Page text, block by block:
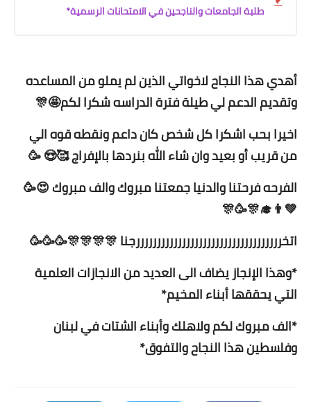
طلبة الجامعات والناجحين في الامتحانات الرسمية*
أهدي هذا النجاح لاخواتي الذين لم يملو من المساعده
وتقديم الدعم لي طيلة فترة الدراسه شكرا لكم🤩🎊
اخيرا بحب اشكرا كل شخص كان داعم ونقطه قوه الي
من قريب أو بعيد وان شاء الله بنردها بالإفراج 🥰😍 🥳
الفرحه فرحتنا والدنيا جمعتنا مبروك والف مبروك 😍🥳
💚👨‍🎓🎊🥳🎊
اتخرررررررررررررررررررررررررررررررررررجنا 🎊🎊🎊🎊🥳🥳🥳
*وهذا الإنجاز يضاف الى العديد من الانجازات العلمية
التي يحققها أبناء المخيم*
*الف مبروك لكم ولاهلك وأبناء الشتات في لبنان
وفلسطين هذا النجاح والتفوق*